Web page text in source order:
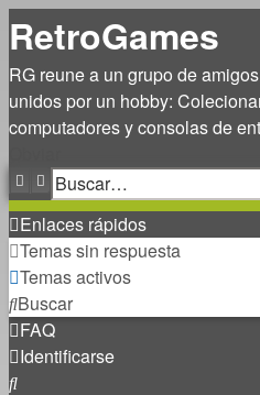
RetroGames
RG reune a un grupo de
unidos por un hobby:
computadores y consolas de
BuscarBúsqueda avanzada
Enlaces rápidos
Temas sin respuesta
Temas activos
Buscar
FAQ
Identificarse
Buscar